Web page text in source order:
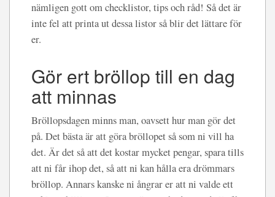
nämligen gott om checklistor, tips och råd! Så det är
inte fel att printa ut dessa listor så blir det lättare för
er.
Gör ert bröllop till en dag
att minnas
Bröllopsdagen minns man, oavsett hur man gör det
på. Det bästa är att göra bröllopet så som ni vill ha
det. Är det så att det kostar mycket pengar, spara tills
att ni får ihop det, så att ni kan hålla era drömmars
bröllop. Annars kanske ni ångrar er att ni valde ett